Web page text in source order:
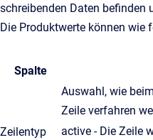
schreibenden Daten befinden
Die Produktwerte können wie
Spalte
Zeilentyp
Auswahl, wie
Zeile verfahren
active - Die Zeile